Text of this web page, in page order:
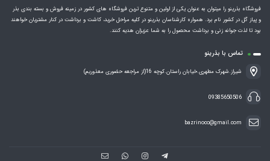
فروشگاه بذرینو را میتوان به عنوان یکی از اولین و متنوع ترین فروشگاه های کشور در زمینه فروش و بسته بندی بذر
و پیاز گل در کشور نام برد. همواره کارشناسان بذرینو در کلیه مراحل خرید، کاشت و برداشت در کنار مشتریان خواهند
بود تا لذت جوانه زنی و برداشت محصول را به شما عزیزان هدیه کنند.
تماس با بذرینو
شیراز.شهرک مطهری.خیابان راستان.کوچه 16(از مراجعه حضوری معذوریم)
09385650506
bazrinoco@gmail.com